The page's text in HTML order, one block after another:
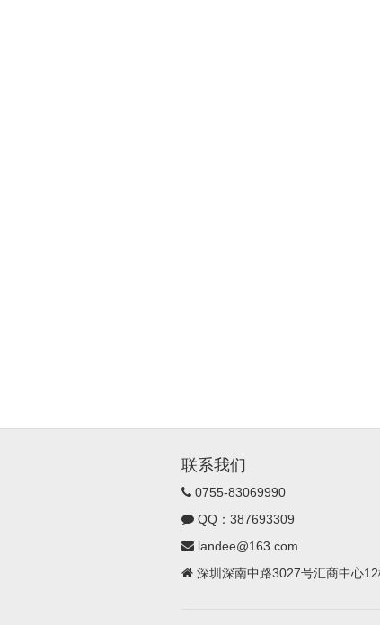
联系我们
0755-83069990
QQ：387693309
landee@163.com
深圳深南中路3027号汇商中心12